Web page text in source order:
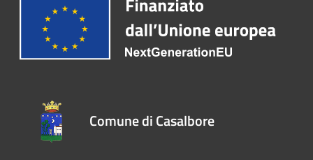
Comune di Casalbore